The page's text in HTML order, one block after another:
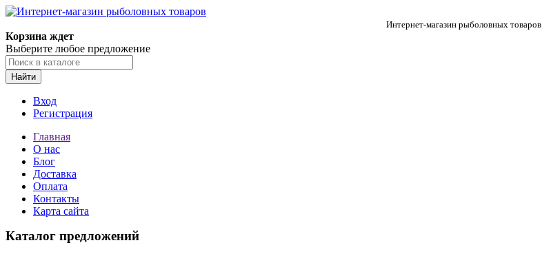
Интернет-магазин рыболовных товаров
Корзина ждет
Выберите любое предложение
Найти
Вход
Регистрация
Главная
О нас
Блог
Доставка
Оплата
Контакты
Карта сайта
Каталог предложений